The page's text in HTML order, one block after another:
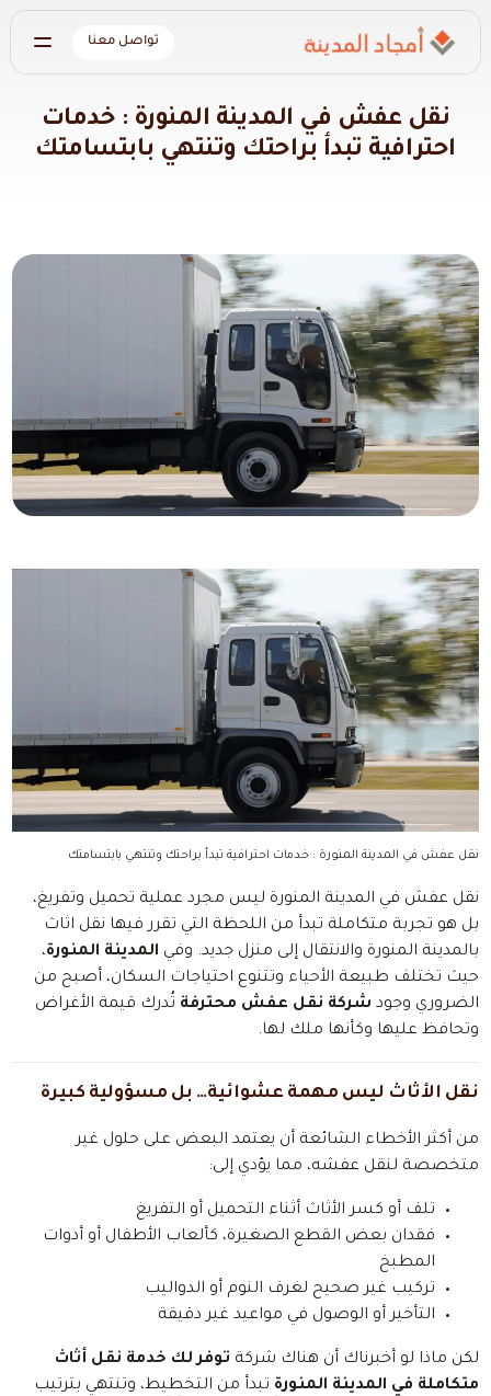
تواصل معنا
نقل عفش في المدينة المنورة : خدمات
احترافية تبدأ براحتك وتنتهي بابتسامتك
نقل عفش في المدينة المنورة : خدمات احترافية تبدأ براحتك وتنتهي بابتسامتك
نقل عفش في المدينة المنورة ليس مجرد عملية تحميل وتفريغ،
بل هو تجربة متكاملة تبدأ من اللحظة التي تقرر فيها نقل اثاث
بالمدينة المنورة والانتقال إلى منزل جديد. وفي المدينة المنورة،
حيث تختلف طبيعة الأحياء وتتنوع احتياجات السكان، أصبح من
الضروري وجود شركة نقل عفش محترفة تُدرك قيمة الأغراض
وتحافظ عليها وكأنها ملك لها.
نقل الأثاث ليس مهمة عشوائية… بل مسؤولية كبيرة
من أكثر الأخطاء الشائعة أن يعتمد البعض على حلول غير
متخصصة لنقل عفشه، مما يؤدي إلى:
تلف أو كسر الأثاث أثناء التحميل أو التفريغ
فقدان بعض القطع الصغيرة، كألعاب الأطفال أو أدوات
المطبخ
تركيب غير صحيح لغرف النوم أو الدواليب
التأخير أو الوصول في مواعيد غير دقيقة
لكن ماذا لو أخبرناك أن هناك شركة توفر لك خدمة نقل أثاث
متكاملة في المدينة المنورة تبدأ من التخطيط، وتنتهي بترتيب